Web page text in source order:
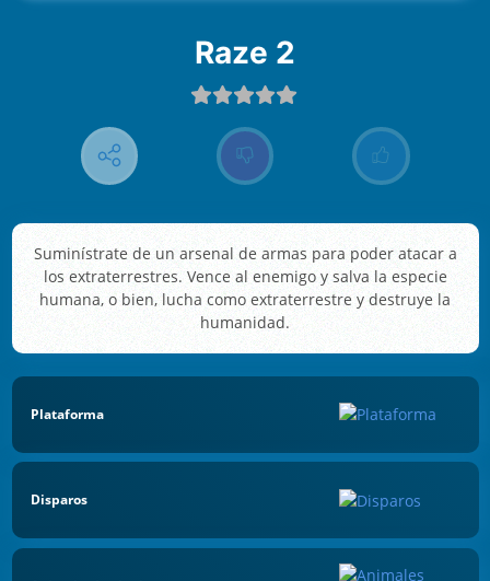
Raze 2
Suminístrate de un arsenal de armas para poder atacar a
los extraterrestres. Vence al enemigo y salva la especie
humana, o bien, lucha como extraterrestre y destruye la
humanidad.
Plataforma
Disparos